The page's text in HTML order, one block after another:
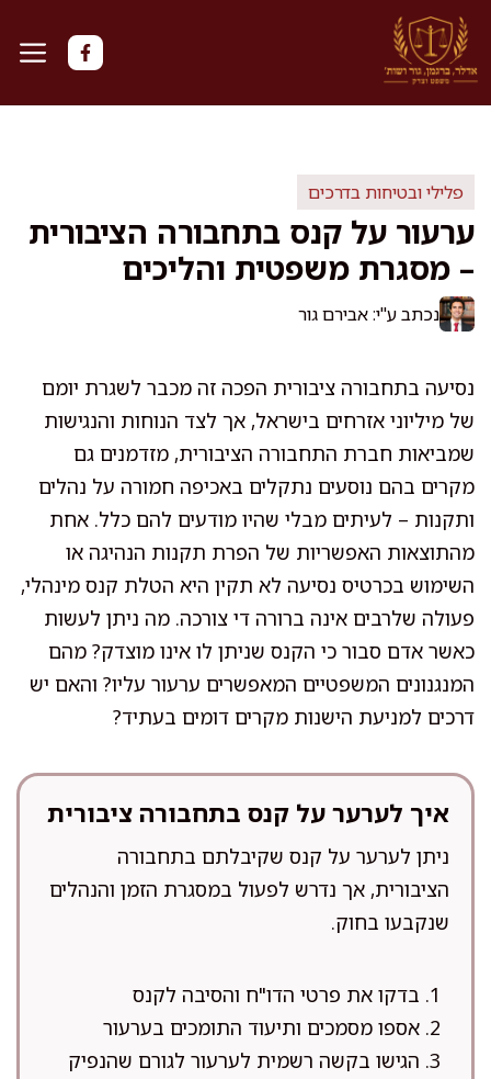
לדלג
לתוכן
פלילי ובטיחות בדרכים
ערעור על קנס בתחבורה הציבורית
– מסגרת משפטית והליכים
נכתב ע"י: אבירם גור
נסיעה בתחבורה ציבורית הפכה זה מכבר לשגרת יומם
של מיליוני אזרחים בישראל, אך לצד הנוחות והנגישות
שמביאות חברת התחבורה הציבורית, מזדמנים גם
מקרים בהם נוסעים נתקלים באכיפה חמורה על נהלים
ותקנות – לעיתים מבלי שהיו מודעים להם כלל. אחת
מהתוצאות האפשריות של הפרת תקנות הנהיגה או
השימוש בכרטיס נסיעה לא תקין היא הטלת קנס מינהלי,
פעולה שלרבים אינה ברורה די צורכה. מה ניתן לעשות
כאשר אדם סבור כי הקנס שניתן לו אינו מוצדק? מהם
המנגנונים המשפטיים המאפשרים ערעור עליו? והאם יש
דרכים למניעת הישנות מקרים דומים בעתיד?
איך לערער על קנס בתחבורה ציבורית
ניתן לערער על קנס שקיבלתם בתחבורה
הציבורית, אך נדרש לפעול במסגרת הזמן והנהלים
שנקבעו בחוק.
בדקו את פרטי הדו"ח והסיבה לקנס
אספו מסמכים ותיעוד התומכים בערעור
הגישו בקשה רשמית לערעור לגורם שהנפיק